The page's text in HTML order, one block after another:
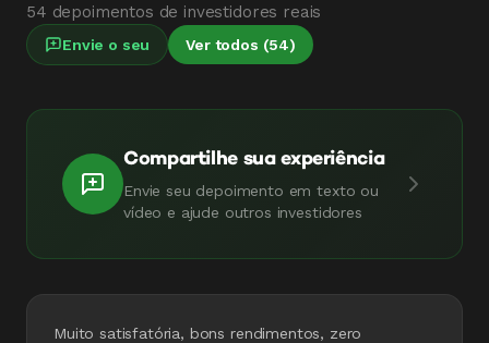
54 depoimentos de investidores reais
Envie o seu Ver todos (54)
Compartilhe sua experiência
Envie seu depoimento em texto ou
vídeo e ajude outros investidores
Muito satisfatória, bons rendimentos, zero